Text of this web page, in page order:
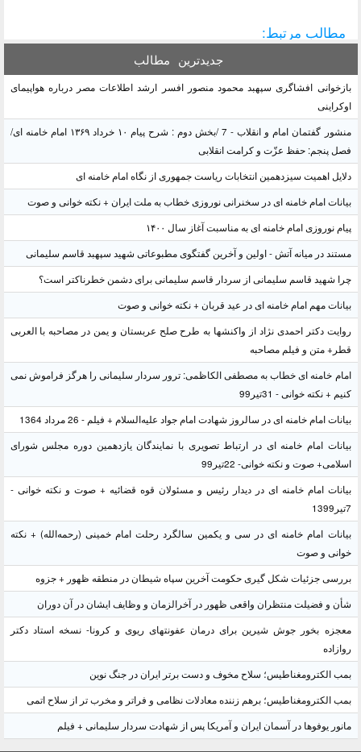
مطالب مرتبط:
جدیدترین مطالب
بازخوانی افشاگری سپهبد محمود منصور افسر ارشد اطلاعات مصر درباره هواپیمای
اوکراینی
منشور گفتمان امام و انقلاب - 7 /بخش دوم : شرح پیام ۱۰ خرداد ۱۳۶۹ امام خامنه ای/
فصل پنجم: حفظ عزّت و کرامت انقلابی
دلایل اهمیت سیزدهمین انتخابات ریاست جمهوری از نگاه امام خامنه ای
بیانات امام خامنه ای در سخنرانی نوروزی خطاب به ملت ایران + نکته خوانی و صوت
پیام نوروزی امام خامنه ای به مناسبت آغاز سال ۱۴۰۰
مستند در میانه آتش - اولین و آخرین گفتگوی مطبوعاتی شهید سپهبد قاسم سلیمانی
چرا شهید قاسم سلیمانی از سردار قاسم سلیمانی برای دشمن خطرناکتر است؟
بیانات مهم امام خامنه ای در عید قربان + نکته خوانی و صوت
روایت دکتر احمدی نژاد از واکنشها به طرح صلح عربستان و یمن در مصاحبه با العربی
قطر+ متن و فیلم مصاحبه
امام خامنه ای خطاب به مصطفی الکاظمی: ترور سردار سلیمانی را هرگز فراموش نمی
کنیم + نکته خوانی - 31تیر99
بیانات امام خامنه ای در سالروز شهادت امام جواد علیه‌السلام + فیلم - 26 مرداد 1364
بیانات امام خامنه ای در ارتباط تصویری با نمایندگان یازدهمین دوره مجلس شورای
اسلامی+ صوت و نکته خوانی- 22تیر99
بیانات امام خامنه ای در دیدار رئیس و مسئولان قوه قضائیه + صوت و نکته خوانی -
7تیر1399
بیانات امام خامنه ای در سی و یکمین سالگرد رحلت امام خمینی (رحمه‌الله) + نکته
خوانی و صوت
بررسی جزئیات شکل گیری حکومت آخرین سپاه شیطان در منطقه ظهور + جزوه
شأن و فضیلت منتظران واقعی ظهور در آخرالزمان و وظایف ایشان در آن دوران
معجزه بخور جوش شیرین برای درمان عفونتهای ریوی و کرونا- نسخه استاد دکتر
روازاده
بمب الکترومغناطیس؛ سلاح مخوف و دست برتر ایران در جنگ نوین
بمب الکترومغناطیس؛ برهم زننده معادلات نظامی و فراتر و مخرب تر از سلاح اتمی
مانور یوفوها در آسمان ایران و آمریکا پس از شهادت سردار سلیمانی + فیلم